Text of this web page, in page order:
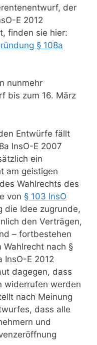
der
E 2012
finden sie hier:
§ 108a
nunmehr
bis zum 16. März
Entwürfe fällt
InsO-E 2007
ein
am geistigen
Wahlrechts des
von § 103 InsO
die Idee zugrunde,
den Verträgen,
– fortbestehen
nach §
InsO-E 2012
dagegen, dass
widerrufen werden
nach Meinung
dass alle
und